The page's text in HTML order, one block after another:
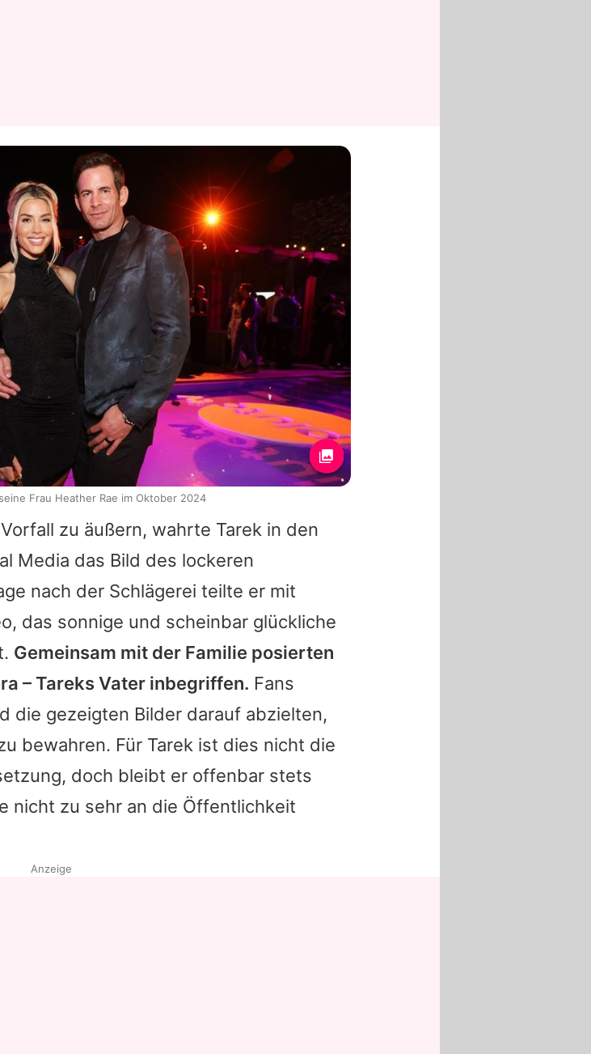
zu äußern, wahrte Tarek in den
Media das Bild des lockeren
nach der Schlägerei teilte er mit
das sonnige und scheinbar glückliche
Gemeinsam mit der Familie posierten
–TareksVater inbegriffen. Fans
die gezeigten Bilder darauf abzielten,
bewahren. Für Tarek ist dies nicht die
doch bleibt er offenbar stets
nicht zu sehr an die Öffentlichkeit
Frau Heather Rae im Oktober 2024
Anzeige